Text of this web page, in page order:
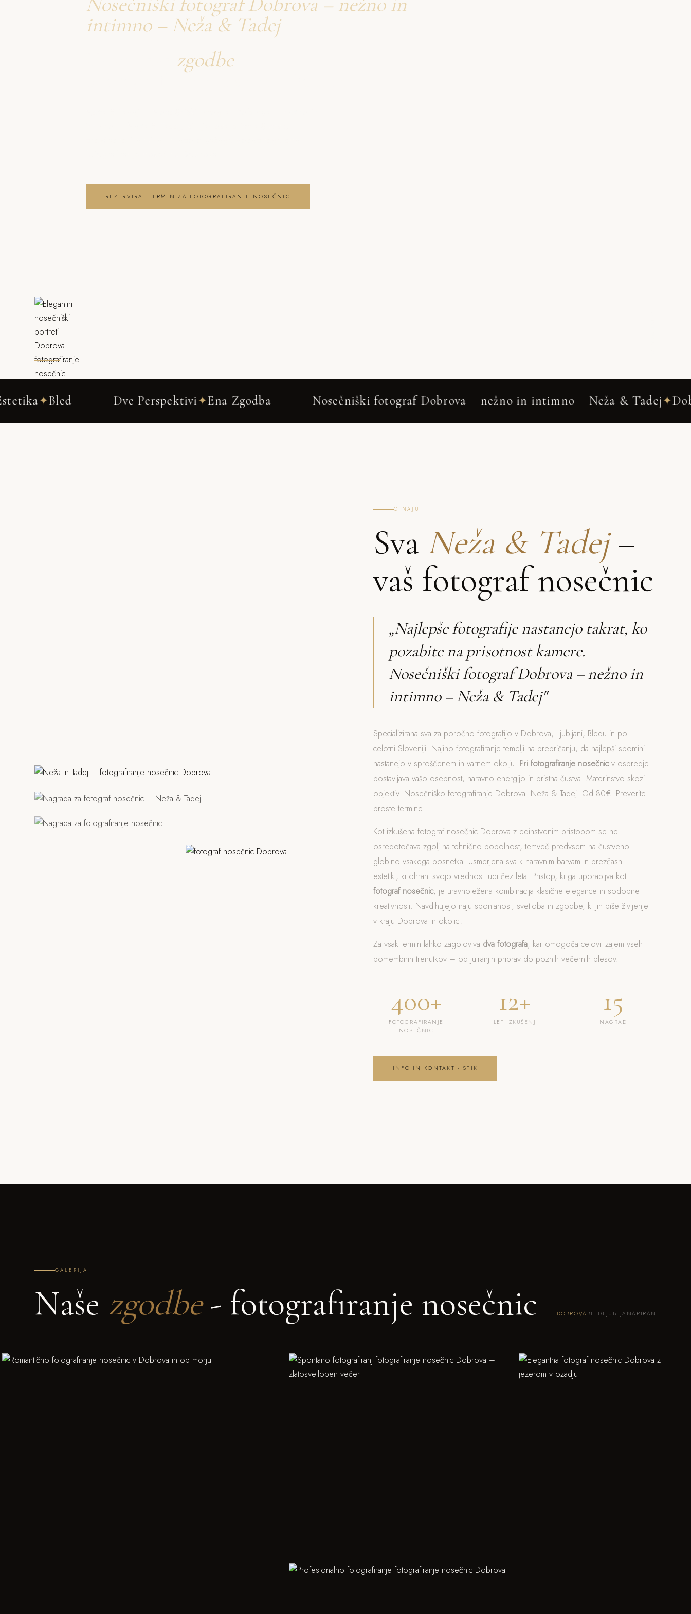
intimno – Neža & Tadej
zgodbe
o fotografiranje nosečnic Dobrova
REZERVIRAJ TERMIN ZA FOTOGRAFIRANJE NOSEČNIC
Dve Perspektivi✦Ena Zgodba Nosečniški fotograf Dobrova – nežno in intimno – Neža & Tadej✦ Dobrova
O NAJU
Sva Neža & Tadej–
vaš fotograf nosečnic
„Najlepše fotografije nastanejo takrat, ko
pozabite na prisotnost kamere.
Nosečniški fotograf Dobrova – nežno in
intimno – Neža & Tadej"
Specializirana sva za poročno fotografijo v Dobrova, Ljubljani, Bledu in po
celotni Sloveniji. Najino fotografiranje temelji na prepričanju, da najlepši spomini
nastanejo v sproščenem in varnem okolju. Pri fotografiranje nosečnicv ospredje
postavljava vašo osebnost, naravno energijo in pristna čustva. Materinstvo skozi
objektiv. Nosečniško fotografiranje Dobrova. Neža & Tadej. Od 80€. Preverite
proste termine.
Kot izkušena fotograf nosečnic Dobrova z edinstvenim pristopom se ne
osredotočava zgolj na tehnično popolnost, temveč predvsem na čustveno
globino vsakega posnetka. Usmerjena sva k naravnim barvam in brezčasni
estetiki, ki ohrani svojo vrednost tudi čez leta. Pristop, ki ga uporabljva kot
fotograf nosečnic, je uravnotežena kombinacija klasične elegance in sodobne
kreativnosti. Navdihujejo naju spontanost, svetloba in zgodbe, ki jih piše življenje
v kraju Dobrova in okolici.
Za vsak termin lahko zagotoviva dva fotografa, kar omogoča celovit zajem vseh
pomembnih trenutkov – od jutranjih priprav do poznih večernih plesov.
400+
FOTOGRAFIRANJE
NOSEČNIC
12+
LET IZKUŠENJ
15
NAGRAD
INFO IN KONTAKT - STIK
GALERIJA
Naše zgodbe- fotografiranje nosečnic DOBROVA BLED LJUBLJANA PIRAN